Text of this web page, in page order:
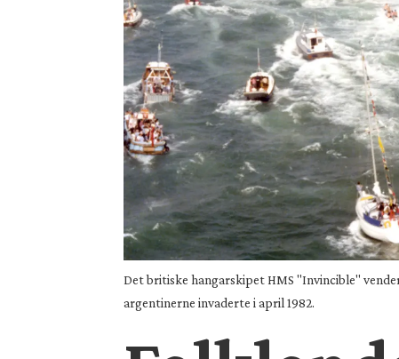
Det britiske hangarskipet HMS "Invincible"
argentinerne invaderte i april 1982.